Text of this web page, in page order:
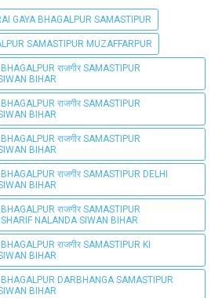
GAYA BHAGALPUR SAMASTIPUR
SAMASTIPUR MUZAFFARPUR
राजगीर SAMASTIPUR
BIHAR
राजगीर SAMASTIPUR
BIHAR
राजगीर SAMASTIPUR
BIHAR
राजगीर SAMASTIPUR DELHI
BIHAR
राजगीर SAMASTIPUR
NALANDA SIWAN BIHAR
राजगीर SAMASTIPUR KI
BIHAR
DARBHANGA SAMASTIPUR
BIHAR